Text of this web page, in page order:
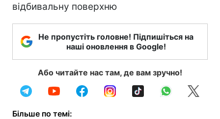
відбивальну поверхню
Не пропустіть головне! Підпишіться на
наші оновлення в Google!
Або читайте нас там, де вам зручно!
Більше по темі: